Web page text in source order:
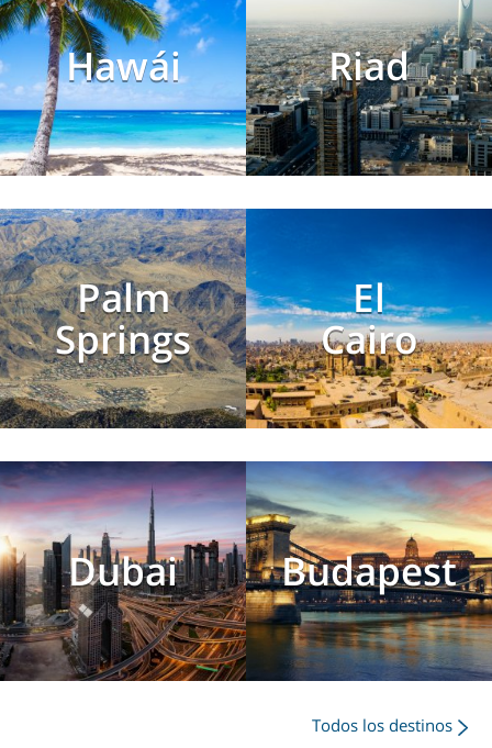
Hawái Riad
Palm
Springs
El
Cairo
Dubai Budapest
Todos los destinos